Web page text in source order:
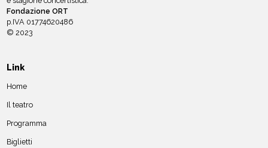
Link
Il teatro
Biglietti
Come arrivare